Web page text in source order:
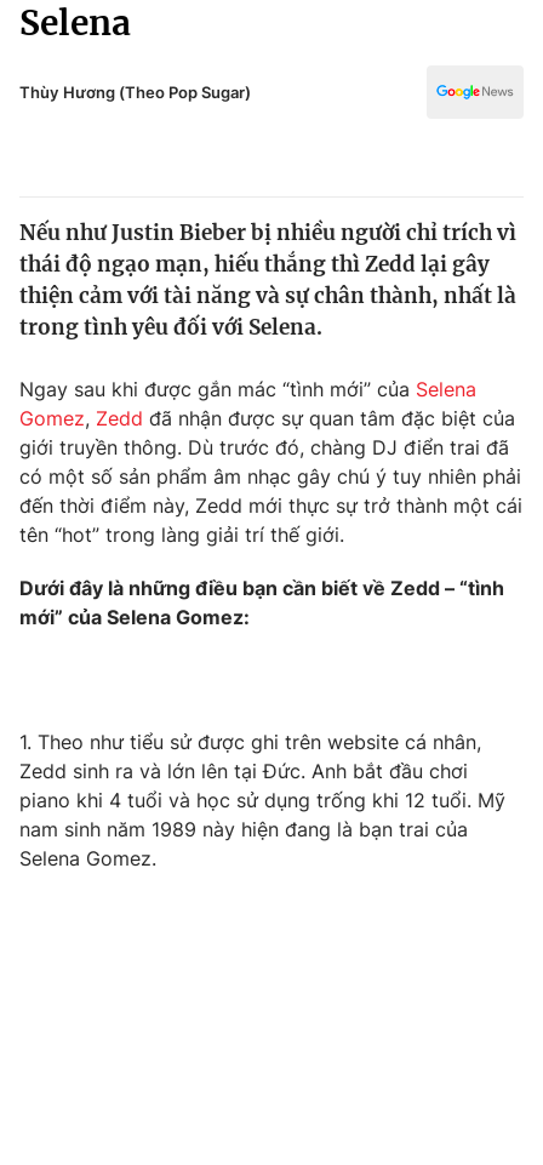
Xã hội
Pháp luật
Thế giới
Tin tức
Thế giới đó đây
Câu chuyện quốc tế
Kinh tế
Thị trường
Góc doanh nghiệp
Dữ liệu và đời sống
Truyền hình
Phim VTV
Hậu trường
Nhân vật
Giải trí
Âm nhạc
Đời sống
Chất lượng cuộc sống
Học trực tuyến
Công nghệ
Hitech Công nghệ tương lai
Sản phẩm
Giao lưu trực tuyến
Lịch phát sóng
Văn hóa - Giải trí
Công nghệ
Selena
Thùy Hương (Theo Pop Sugar)
Nếu như Justin Bieber bị nhiều người chỉ trích vì
thái độ ngạo mạn, hiếu thắng thì Zedd lại gây
thiện cảm với tài năng và sự chân thành, nhất là
trong tình yêu đối với Selena.
Ngay sau khi được gắn mác “tình mới” của Selena
Gomez, Zedd đã nhận được sự quan tâm đặc biệt của
giới truyền thông. Dù trước đó, chàng DJ điển trai đã
có một số sản phẩm âm nhạc gây chú ý tuy nhiên phải
đến thời điểm này, Zedd mới thực sự trở thành một cái
tên “hot” trong làng giải trí thế giới.
Dưới đây là những điều bạn cần biết về Zedd – “tình
mới” của Selena Gomez:
1. Theo như tiểu sử được ghi trên website cá nhân,
Zedd sinh ra và lớn lên tại Đức. Anh bắt đầu chơi
piano khi 4 tuổi và học sử dụng trống khi 12 tuổi. Mỹ
nam sinh năm 1989 này hiện đang là bạn trai của
Selena Gomez.